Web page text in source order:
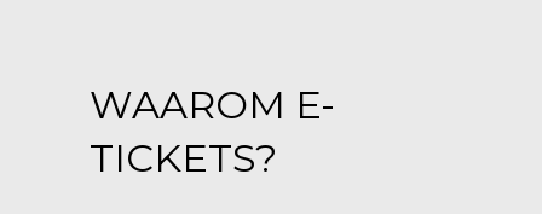
WAAROM E-
TICKETS?